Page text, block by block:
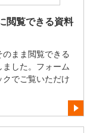
閲覧できる資料
まま閲覧できる
した。フォーム
クでご覧いただけ